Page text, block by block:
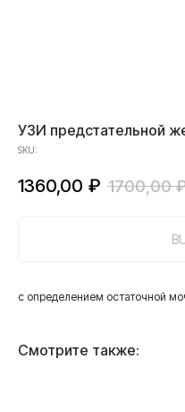
УЗИ предстательной
SKU:
1360,00 ₽ 1700,00
с определением остаточной
Смотрите также: